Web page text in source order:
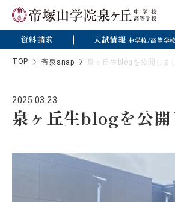
資料請求 入試情報 中学校/高等学校
TOP 帝泉snap 泉ヶ丘生blogを公開しま
2025.03.23
泉ヶ丘生blogを公開